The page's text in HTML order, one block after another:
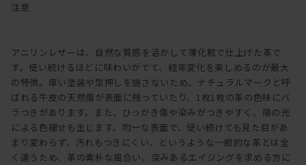
注意
アニリンレザーは、自然な質感を活かして薄化粧で仕上げた革で
す。使い続けるほどに味わいがでて、経年変化を楽しめるのが最大
の特徴。厚い塗装や型押しを施さないため、ナチュラルマークと呼
ばれる牛皮の天然傷が表面に残っていたり、1枚1枚の革の色味にバ
ラつきがあります。また、ひっかき傷や染みがつきやすく、陽の光
による色褪せも生じます。均一な表面で、使い続けても見た目があ
まり変わらず、汚れもつきにくい、というような一般的な革とは全
く違うため、革の素朴な風合い、深みあるエイジングを求める方に